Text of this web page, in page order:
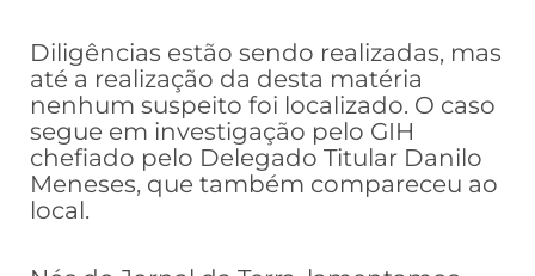
Diligências estão sendo realizadas, mas
até a realização da desta matéria
nenhum suspeito foi localizado. O caso
segue em investigação pelo GIH
chefiado pelo Delegado Titular Danilo
Meneses, que também compareceu ao
local.